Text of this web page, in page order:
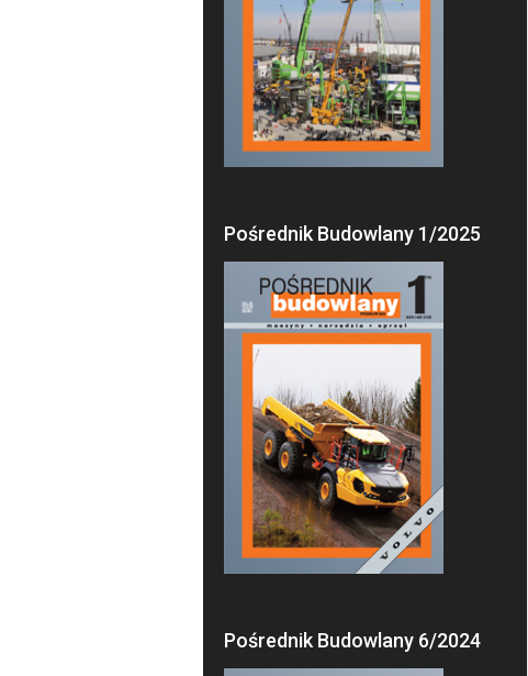
Pośrednik Budowlany 1/2025
Pośrednik Budowlany 6/2024